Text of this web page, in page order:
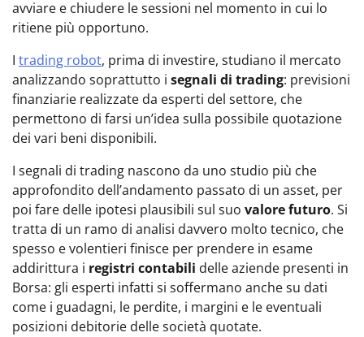
avviare e chiudere le sessioni nel momento in cui lo
ritiene più opportuno.
I trading robot, prima di investire, studiano il mercato
analizzando soprattutto i segnali di trading: previsioni
finanziarie realizzate da esperti del settore, che
permettono di farsi un’idea sulla possibile quotazione
dei vari beni disponibili.
I segnali di trading nascono da uno studio più che
approfondito dell’andamento passato di un asset, per
poi fare delle ipotesi plausibili sul suo valore futuro. Si
tratta di un ramo di analisi davvero molto tecnico, che
spesso e volentieri finisce per prendere in esame
addirittura i registri contabili delle aziende presenti in
Borsa: gli esperti infatti si soffermano anche su dati
come i guadagni, le perdite, i margini e le eventuali
posizioni debitorie delle società quotate.